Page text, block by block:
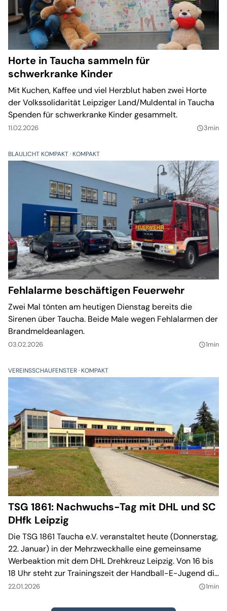
Horte in Taucha sammeln für
schwerkranke Kinder
Mit Kuchen, Kaffee und viel Herzblut haben zwei Horte
der Volkssolidarität Leipziger Land/Muldental in Taucha
Spenden für schwerkranke Kinder gesammelt.
11.02.2026 query_builder3min
BLAULICHT KOMPAKT KOMPAKT
Fehlalarme beschäftigen Feuerwehr
Zwei Mal tönten am heutigen Dienstag bereits die
Sirenen über Taucha. Beide Male wegen Fehlalarmen der
Brandmeldeanlagen.
03.02.2026 query_builder1min
VEREINSSCHAUFENSTER KOMPAKT
TSG 1861: Nachwuchs-Tag mit DHL und SC
DHfk Leipzig
Die TSG 1861 Taucha e.V. veranstaltet heute (Donnerstag,
22. Januar) in der Mehrzweckhalle eine gemeinsame
Werbeaktion mit dem DHL Drehkreuz Leipzig. Von 16 bis
18 Uhr steht zur Trainingszeit der Handball-E-Jugend die
Jugendförderung im Mittelpunkt. Der Verein will sich mit
22.01.2026 query_builder1min